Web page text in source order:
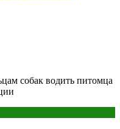
собак водить питомца